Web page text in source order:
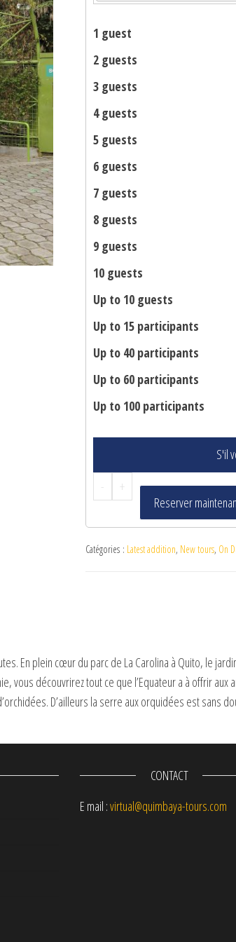
1 guest
2 guests
3 guests
4 guests
5 guests
6 guests
7 guests
8 guests
9 guests
10 guests
Up to 10 guests
Up to 15 participants
Up to 40 participants
Up to 60 participants
Up to 100 participants
S'il
-
+
Reserver
Catégories : Latest addition, New tours, On
En plein cœur du parc de La Carolina à Quito, le
vous découvrirez tout ce que l’Equateur a à offrir aux
D’ailleurs la serre aux orquidées est sans
CONTACT
E mail :virtual@quimbaya-tours.com